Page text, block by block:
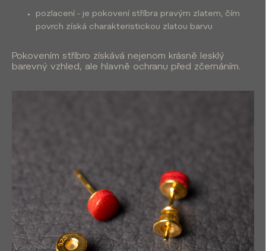
pozlacení - je pokovení stříbra pravým zlatem, čím
povrch získá charakteristickou zlatou barvu
Pokovením stříbro získává nejenom krásně lesklý
barevný vzhled, ale hlavně ochranu před zčernáním.